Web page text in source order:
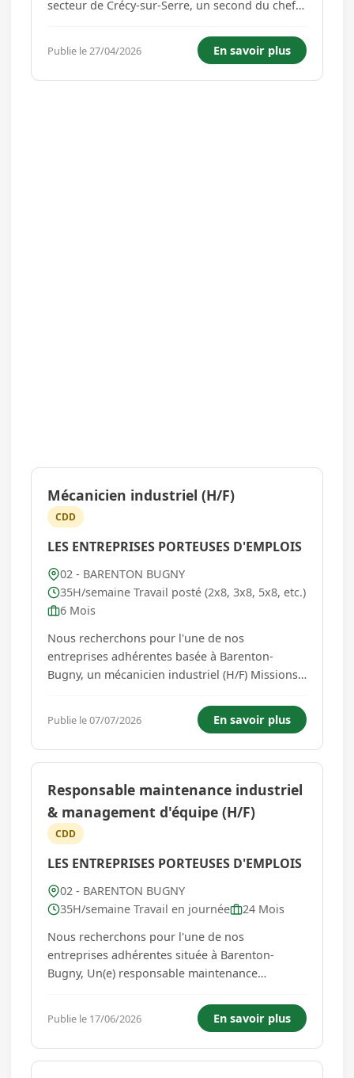
secteur de Crécy-sur-Serre, un second du chef
agricole diversifiée alliant élevage de vaches à
viande et grandes cultures (350 hectares dont
100 hectare...
Publie le 27/04/2026 En savoir plus
Mécanicien industriel (H/F)
CDD
LES ENTREPRISES PORTEUSES D'EMPLOIS
02 - BARENTON BUGNY
35H/semaine Travail posté (2x8, 3x8, 5x8, etc.)
6 Mois
Nous recherchons pour l'une de nos
entreprises adhérentes basée à Barenton-
Bugny, un mécanicien industriel (H/F) Missions :
équipements industriels - Diagnostic de pannes
mécaniques et remise en état des installations -
Lecture de plans techniques...
Publie le 07/07/2026 En savoir plus
Responsable maintenance industriel
& management d'équipe (H/F)
CDD
LES ENTREPRISES PORTEUSES D'EMPLOIS
02 - BARENTON BUGNY
35H/semaine Travail en journée
24 Mois
Nous recherchons pour l'une de nos
entreprises adhérentes située à Barenton-
Bugny, Un(e) responsable maintenance
de contrat : CDD de 6 à 12 mois Évolutif
Localisation : Barenton-Bugny Horaires de
journée Rémunération : selon profil Vous au...
Publie le 17/06/2026 En savoir plus